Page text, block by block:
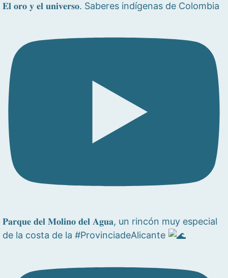
𝐄𝐥 𝐨𝐫𝐨 𝐲 𝐞𝐥 𝐮𝐧𝐢𝐯𝐞𝐫𝐬𝐨. Saberes indígenas de Colombia
𝐏𝐚𝐫𝐪𝐮𝐞 𝐝𝐞𝐥 𝐌𝐨𝐥𝐢𝐧𝐨 𝐝𝐞𝐥 𝐀𝐠𝐮𝐚, un rincón muy especial
de la costa de la #ProvinciadeAlicante